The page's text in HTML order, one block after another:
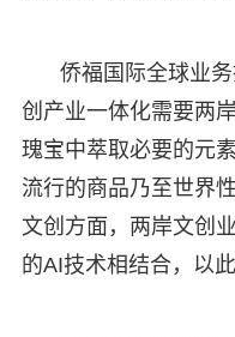
侨福国际全球业
创产业一体化需要两
瑰宝中萃取必要的元
流行的商品乃至世界
文创方面，两岸文创
的AI技术相结合，以